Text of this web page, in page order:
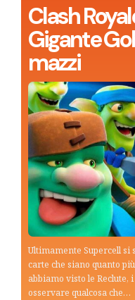
Clash
Gigante
mazzi
Ultimamente Supercell si
carte che siano quanto
abbiamo visto le
osservare qualcosa che…